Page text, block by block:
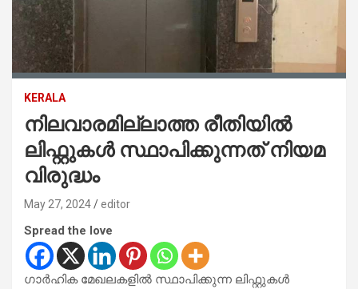
KERALA
നിലവാരമില്ലാത്ത രീതിയിൽ
ലിഫ്റ്റുകൾ സ്ഥാപിക്കുന്നത് നിയമ
വിരുദ്ധം
May 27, 2024 editor
Spread the love
ഗാർഹിക മേഖലകളിൽ സ്ഥാപിക്കുന്ന ലിഫ്റ്റുകൾ